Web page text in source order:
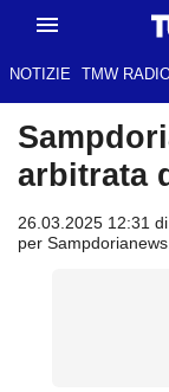
NOTIZIE TMW
arbitrata
26.03.2025 12:31
per